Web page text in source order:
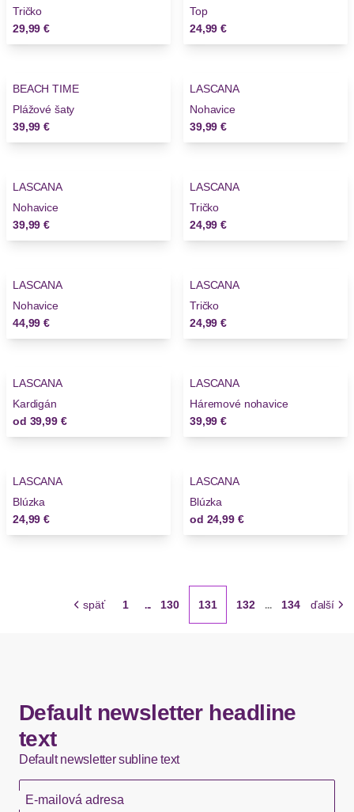
Tričko
29,99 €
Top
24,99 €
BEACH TIME
Plážové šaty
39,99 €
LASCANA
Nohavice
39,99 €
LASCANA
Nohavice
39,99 €
LASCANA
Tričko
24,99 €
LASCANA
Nohavice
44,99 €
LASCANA
Tričko
24,99 €
LASCANA
Kardigán
od 39,99 €
LASCANA
Háremové nohavice
39,99 €
LASCANA
Blúzka
24,99 €
LASCANA
Blúzka
od 24,99 €
späť 1 ... 130 131 132 ... 134 ďalší
Default newsletter headline
text
Default newsletter subline text
E-mailová adresa